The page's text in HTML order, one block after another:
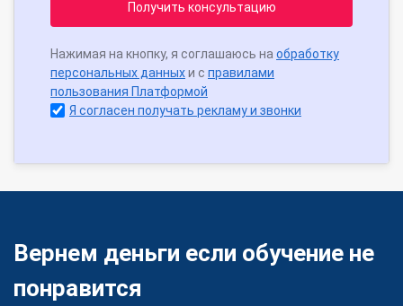
Получить консультацию
Нажимая на кнопку, я соглашаюсь на обработку
персональных данныхи с правилами
пользования Платформой
Я согласен получать рекламу и звонки
Вернем деньги если обучение не
понравится